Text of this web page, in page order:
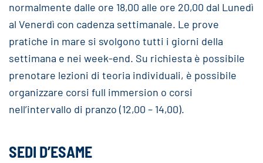
normalmente dalle ore 18,00 alle ore 20,00 dal Lunedì
al Venerdì con cadenza settimanale. Le prove
pratiche in mare si svolgono tutti i giorni della
settimana e nei week-end. Su richiesta è possibile
prenotare lezioni di teoria individuali, è possibile
organizzare corsi full immersion o corsi
nell’intervallo di pranzo (12,00 – 14,00).
SEDI D’ESAME